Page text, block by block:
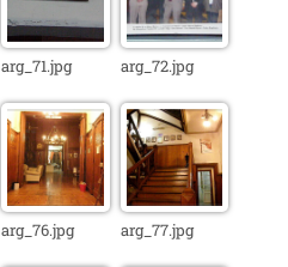
arg_71.jpg arg_72.jpg
arg_76.jpg arg_77.jpg